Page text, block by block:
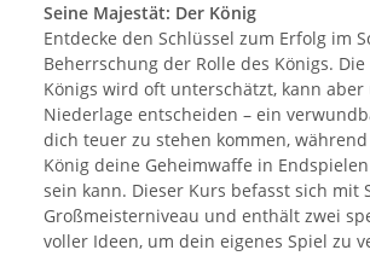
Seine Majestät: Der König
Entdecke den Schlüssel zum Erfolg im
Beherrschung der Rolle des Königs. Die
Königs wird oft unterschätzt, kann aber
Niederlage entscheiden – ein
dich teuer zu stehen kommen,
König deine Geheimwaffe in
sein kann. Dieser Kurs befasst sich mit
Großmeisterniveau und enthält zwei
voller Ideen, um dein eigenes Spiel zu